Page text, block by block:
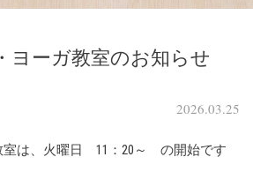
ヨーガ教室のお知らせ
2026.03.25
室は、火曜日 11：20～ の開始です